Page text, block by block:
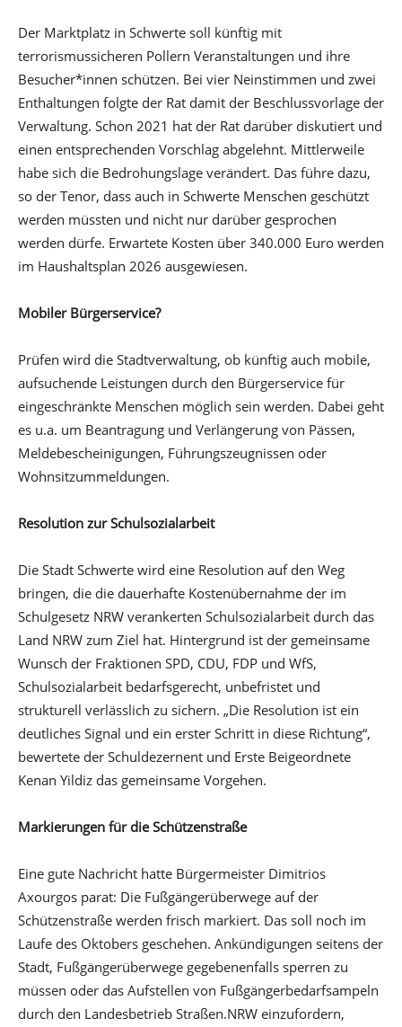
Der Marktplatz in Schwerte soll künftig mit
terrorismussicheren Pollern Veranstaltungen und ihre
Besucher*innen schützen. Bei vier Neinstimmen und zwei
Enthaltungen folgte der Rat damit der Beschlussvorlage der
Verwaltung. Schon 2021 hat der Rat darüber diskutiert und
einen entsprechenden Vorschlag abgelehnt. Mittlerweile
habe sich die Bedrohungslage verändert. Das führe dazu,
so der Tenor, dass auch in Schwerte Menschen geschützt
werden müssten und nicht nur darüber gesprochen
werden dürfe. Erwartete Kosten über 340.000 Euro werden
im Haushaltsplan 2026 ausgewiesen.
Mobiler Bürgerservice?
Prüfen wird die Stadtverwaltung, ob künftig auch mobile,
aufsuchende Leistungen durch den Bürgerservice für
eingeschränkte Menschen möglich sein werden. Dabei geht
es u.a. um Beantragung und Verlängerung von Pässen,
Meldebescheinigungen, Führungszeugnissen oder
Wohnsitzummeldungen.
Resolution zur Schulsozialarbeit
Die Stadt Schwerte wird eine Resolution auf den Weg
bringen, die die dauerhafte Kostenübernahme der im
Schulgesetz NRW verankerten Schulsozialarbeit durch das
Land NRW zum Ziel hat. Hintergrund ist der gemeinsame
Wunsch der Fraktionen SPD, CDU, FDP und WfS,
Schulsozialarbeit bedarfsgerecht, unbefristet und
strukturell verlässlich zu sichern. „Die Resolution ist ein
deutliches Signal und ein erster Schritt in diese Richtung“,
bewertete der Schuldezernent und Erste Beigeordnete
Kenan Yildiz das gemeinsame Vorgehen.
Markierungen für die Schützenstraße
Eine gute Nachricht hatte Bürgermeister Dimitrios
Axourgos parat: Die Fußgängerüberwege auf der
Schützenstraße werden frisch markiert. Das soll noch im
Laufe des Oktobers geschehen. Ankündigungen seitens der
Stadt, Fußgängerüberwege gegebenenfalls sperren zu
müssen oder das Aufstellen von Fußgängerbedarfsampeln
durch den Landesbetrieb Straßen.NRW einzufordern,